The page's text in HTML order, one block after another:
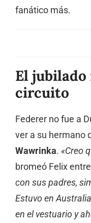
fanático más.
El jubilado
circuito
Federer no fue a
ver a su hermano
Wawrinka. «Creo
bromeó Felix
con sus padres,
Estuvo en
en el vestuario y